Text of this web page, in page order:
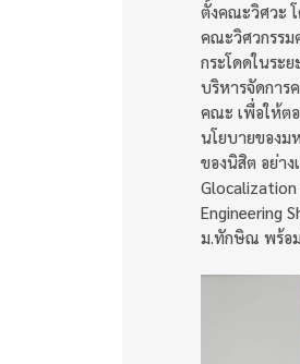
ตั้งคณะวิศวะ
คณะวิศวกรรม
กระโดดในระ
บริหารจัดการ
คณะ เพื่อให้ต
นโยบายของม
ของนิสิต อย่า
Engineering
ม.ทักษิณ พร้อ